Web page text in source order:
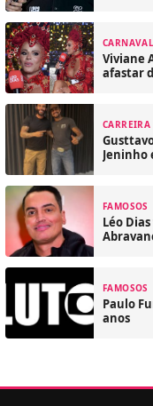
CARNAVAL
Viviane
afastar
CARREIRA
Jeninho
FAMOSOS
Léo
FAMOSOS
Paulo
anos